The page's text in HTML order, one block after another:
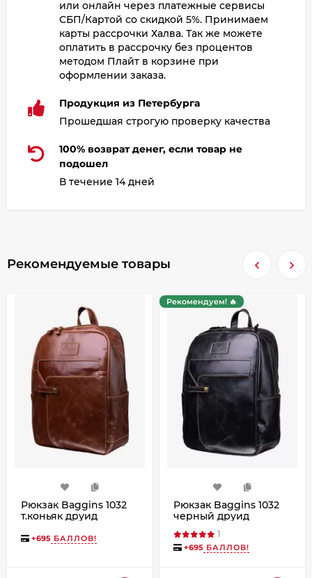
или онлайн через платежные сервисы
СБП/Картой со скидкой 5%. Принимаем
карты рассрочки Халва. Так же можете
оплатить в рассрочку без процентов
методом Плайт в корзине при
оформлении заказа.
Продукция из Петербурга
Прошедшая строгую проверку качества
100% возврат денег, если товар не
подошел
В течение 14 дней
Рекомендуемые товары
Рюкзак Baggins 1032
т.коньяк друид
+695 БАЛЛОВ!
Рекомендуем! 🔥
Рюкзак Baggins 1032
черный друид
1
+695 БАЛЛОВ!